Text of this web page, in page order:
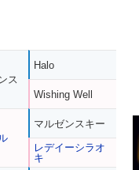
ス
Halo
Wishing Well
マルゼンスキー
レデイーシラオ
キ